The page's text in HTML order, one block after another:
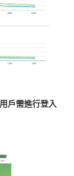
戶需進行登入